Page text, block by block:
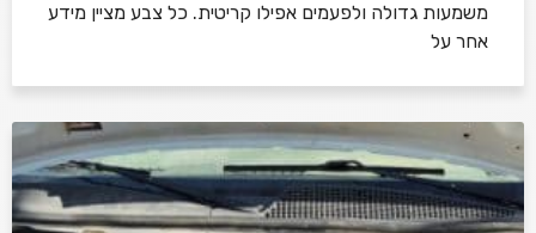
משמעות גדולה ולפעמים אפילו קריטית. כל צבע מציין מידע
אחר על